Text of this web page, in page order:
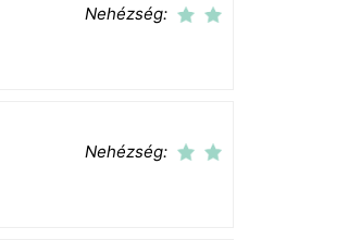
Nehézség:
Nehézség: